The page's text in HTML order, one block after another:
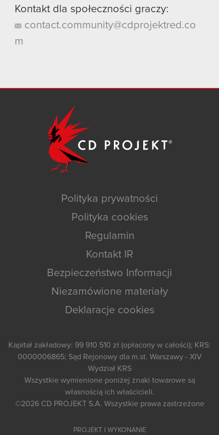
Kontakt dla społeczności graczy:
contact.community@cdprojektred.co
m
Polityka prywatności
Polityka cookies
Regulamin
Kontakt IR
Bezpieczeństwo Informacji
Niezamówione materiały
Deklaracje cookies
Kapitał zakładowy: 99 910 510 zł (opłacony w całości); KRS:
0000006865; Sąd Rejonowy dla m.st. Warszawy - XIV
Wydział KRS
Wszystkie wymienione poniżej znaki towarowe są
własnością ich właścicieli.
©2026 CD PROJEKT S.A. Wszystkie prawa zastrzeżone
PROJEKT I WYKONANIE